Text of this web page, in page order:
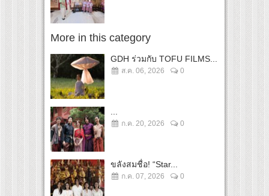
More in this category
GDH ร่วมกับ TOFU FILMS...
ส.ค. 06, 2026 0
ก.ค. 20, 2026 0
ขลังสมชื่อ! “Star...
ก.ค. 07, 2026 0